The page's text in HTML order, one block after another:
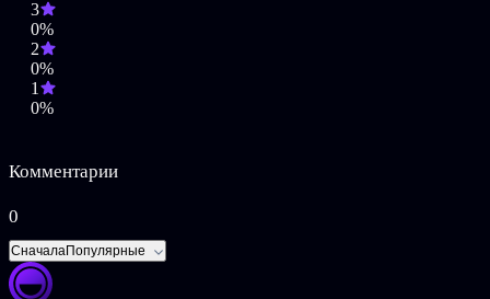
новые предметы для окраски щитов и шлемов в цвета
вашей компании.
Новое оружие и доспехи
доспехов позволяет использовать новые стили игры и
создавать новых персонажей.
Новые контракты, события и амбиции
еще большим количеством иллюстрированных событий.
достижениями.
3
0%
2
0%
1
0%
Комментарии
0
СначалаПопулярные